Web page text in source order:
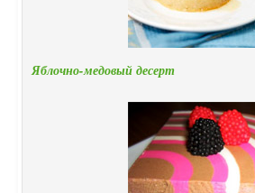
Яблочно-медовый десерт